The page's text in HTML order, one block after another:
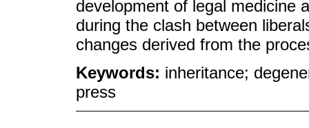
development of legal medicine
during the clash between
changes derived from the
Keywords: inheritance;
press